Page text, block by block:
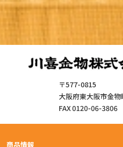
〒577-0815
大阪府東大阪市金
FAX 0120-06-3806
商品情報